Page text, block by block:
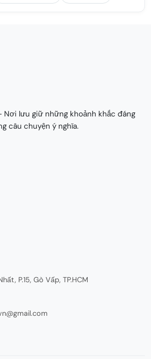
lưu giữ những khoảnh khắc đáng
câu chuyện ý nghĩa.
P.15, Gò Vấp, TP.HCM